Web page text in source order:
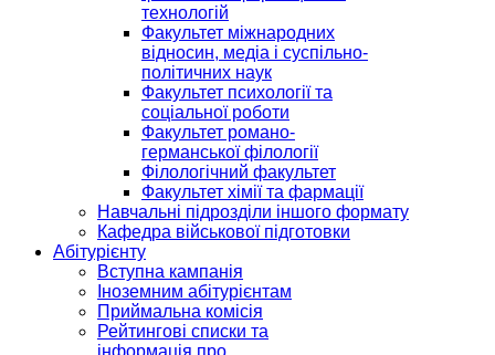
технологій
Факультет міжнародних
відносин, медіа і суспільно-
політичних наук
Факультет психології та
соціальної роботи
Факультет романо-
германської філології
Філологічний факультет
Факультет хімії та фармації
Навчальні підрозділи іншого формату
Кафедра військової підготовки
Абітурієнту
Вступна кампанія
Іноземним абітурієнтам
Приймальна комісія
Рейтингові списки та
інформація про